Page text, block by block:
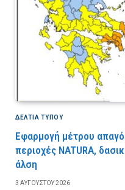
ΔΕΛΤΙΑ ΤΥΠΟΥ
Εφαρμογή μέτρου
περιοχές NATURA,
άλση
3 ΑΥΓΟΎΣΤΟΥ 2026